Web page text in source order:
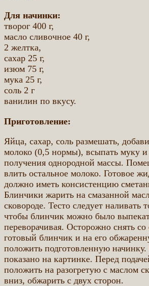
Для начинки:
творог 400 г,
масло сливочное 40 г,
2 желтка,
сахар 25 г,
изюм 75 г,
мука 25 г,
соль 2 г
ванилин по вкусу.
Приготовление:
Яйца, сахар, соль размешать,
молоко (0,5 нормы), всыпать муку и
получения однородной массы.
влить остальное молоко. Готовое
должно иметь консистенцию
Блинчики жарить на смазанной
сковороде. Тесто следует наливать
чтобы блинчик можно было
переворачивая. Осторожно снять со
готовый блинчик и на его
положить подготовленную
показано на картинке. Перед
положить на разогретую с маслом
вниз, обжарить с двух сторон.